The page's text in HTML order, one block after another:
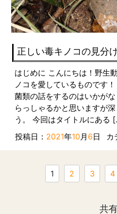
正しい毒キノコの見分
はじめに こんにちは！野生
ノコを愛しているものです
菌類の話をするのはいかが
らっしゃるかと思いますが
う。 今回はタイトルにある
投稿日： 2021年10月 6日 カ
1 2 3 4
共